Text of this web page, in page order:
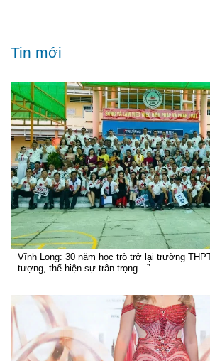
Tin mới
Vĩnh Long: 30 năm học trò trở lại trường
tượng, thể hiện sự trân trọng…”